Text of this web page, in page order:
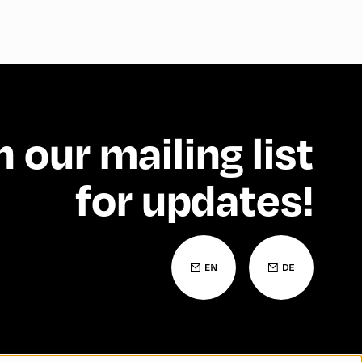
our mailing list
for updates!